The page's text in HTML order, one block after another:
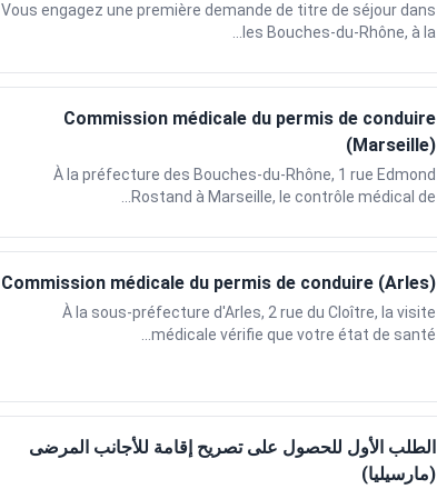
Vous engagez une première demande de titre de séjour dans
les Bouches-du-Rhône, à la...
Commission médicale du permis de conduire
(Marseille)
À la préfecture des Bouches-du-Rhône, 1 rue Edmond
Rostand à Marseille, le contrôle médical de...
Commission médicale du permis de conduire (Arles)
À la sous-préfecture d'Arles, 2 rue du Cloître, la visite
médicale vérifie que votre état de santé...
الطلب الأول للحصول على تصريح إقامة للأجانب المرضى
(مارسيليا)